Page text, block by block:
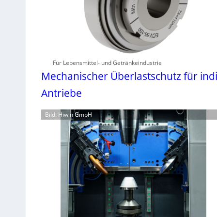
Für Lebensmittel- und Getränkeindustrie
Mechanischer Überlastschutz für
Antriebe
Bild: Hiwin GmbH